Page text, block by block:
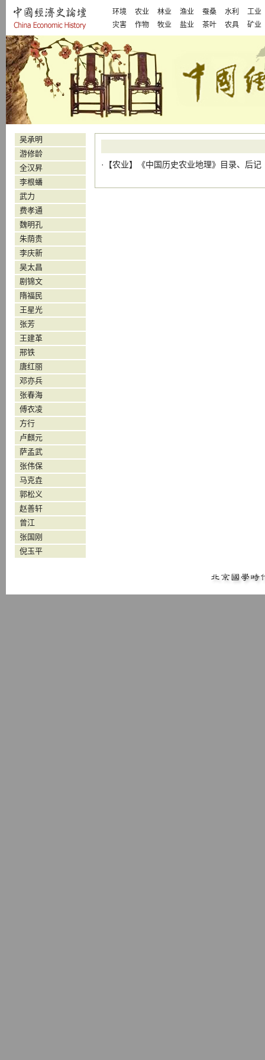
环境 农业 林业 渔业 蚕桑 水利
工业
灾害
作物 牧业 盐业 茶叶 农具 矿业
·【农业】 《中国历史农业地理》目录、后记
吴承明
游修龄
全汉昇
李根蟠
武力
费孝通
魏明孔
朱荫贵
李庆新
吴太昌
剧锦文
隋福民
王星光
张芳
王建革
邢铁
唐红丽
邓亦兵
张春海
傅衣凌
方行
卢麒元
萨孟武
张伟保
马克垚
郭松义
赵善轩
曾江
张国刚
倪玉平